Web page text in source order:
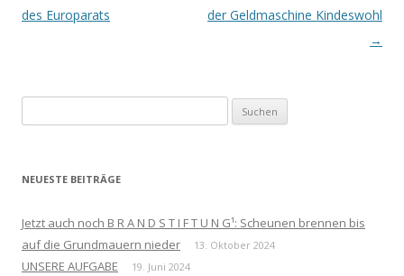
des Europarats
der Geldmaschine Kindeswohl
→
nach:
NEUESTE BEITRÄGE
Jetzt auch noch B R A N D S T I F T U N G¹: Scheunen brennen bis
auf die Grundmauern nieder
13. Oktober 2024
UNSERE AUFGABE 19. Juni 2024